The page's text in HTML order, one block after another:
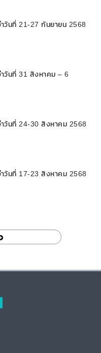
วันที่ 21-27 กันยายน 2568
วันที่ 31 สิงหาคม – 6
วันที่ 24-30 สิงหาคม 2568
วันที่ 17-23 สิงหาคม 2568